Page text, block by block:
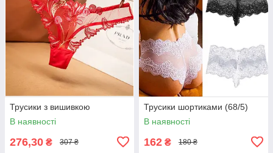
Трусики з вишивкою
В наявності
276,30 ₴ 307 ₴
Трусики шортиками (68/5)
В наявності
162 ₴ 180 ₴